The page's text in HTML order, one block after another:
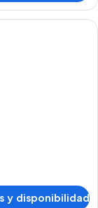
y disponibilidad